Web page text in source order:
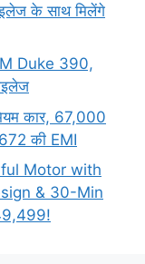
के साथ मिलेंगे
Duke 390,
कार, 67,000
की EMI
Motor with
& 30-Min